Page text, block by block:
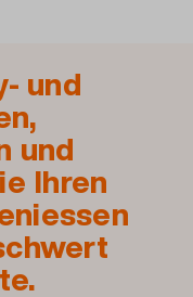
und
und
Ihren